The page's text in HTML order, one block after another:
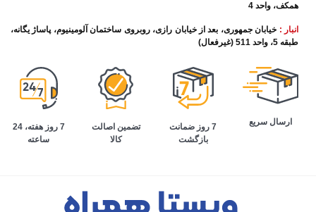
تاریخچه گوشی موبایل
این روزها برقراری تماس تلفنی به ساده‌ترین شکل ممکن اتفاق
می‌افتد. به طوری که افراد برای انجام تمام امور زندگی، وابستگی
همراه نیز همین موضوع بود تا افراد بتوانند در صورت نیاز،
همکف، واحد 4
انبار : خیابان جمهوری، بعد از خیابان رازی، روبروی ساختمان آلومینیوم، پاساژ یگانه،
طبقه 5، واحد 511 (غیرفعال)
ارسال سریع
7 روز ضمانت
بازگشت
تضمین اصالت
کالا
7 روز هفته، 24
ساعته